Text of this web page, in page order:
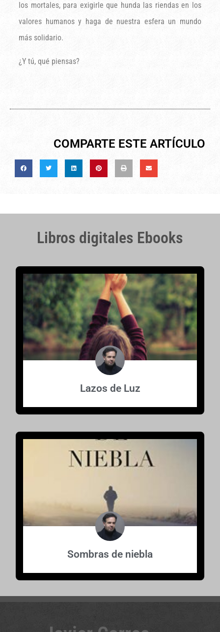
los mortales, para exigirle que hunda las riendas en los
valores humanos y haga de nuestra esfera un mundo
más solidario.
¿Y tú, qué piensas?
COMPARTE ESTE ARTÍCULO
Libros digitales Ebooks
Lazos de Luz
Sombras de niebla